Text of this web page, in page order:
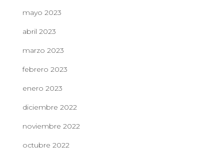
mayo 2023
abril 2023
marzo 2023
febrero 2023
enero 2023
diciembre 2022
noviembre 2022
octubre 2022